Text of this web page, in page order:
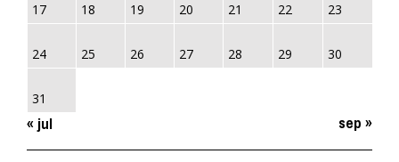
17 18 19 20 21 22 23
24 25 26 27 28 29 30
31
« jul sep »